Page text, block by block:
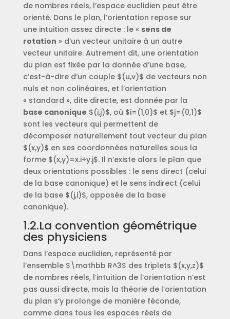
de nombres réels, l’espace euclidien peut être
orienté. Dans le plan, l’orientation repose sur
une intuition assez directe : le « sens de
rotation » d’un vecteur unitaire à un autre
vecteur unitaire. Autrement dit, une orientation
du plan est fixée par la donnée d’une base,
c’est-à-dire d’un couple $(u,v)$ de vecteurs non
nuls et non colinéaires, et l’orientation
« standard », dite directe, est donnée par la
base canonique $(i,j)$, où $i=(1,0)$ et $j=(0,1)$
sont les vecteurs qui permettent de
décomposer naturellement tout vecteur du plan
$(x,y)$ en ses coordonnées naturelles sous la
forme $(x,y)=x.i+y.j$. Il n’existe alors le plan que
deux orientations possibles : le sens direct (celui
de la base canonique) et le sens indirect (celui
de la base $(j,i)$, opposée de la base
canonique).
1.2.La convention géométrique
des physiciens
Dans l’espace euclidien, représenté par
l’ensemble $\mathbb R^3$ des triplets $(x,y,z)$
de nombres réels, l’intuition de l’orientation n’est
pas aussi directe, mais la théorie de l’orientation
du plan s’y prolonge de manière féconde,
comme dans tous les espaces réels de